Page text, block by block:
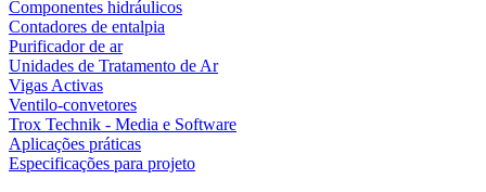
Componentes hidráulicos
Contadores de entalpia
Purificador de ar
Unidades de Tratamento de Ar
Vigas Activas
Ventilo-convetores
Trox Technik - Media e Software
Aplicações práticas
Especificações para projeto